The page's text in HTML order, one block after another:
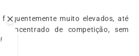
muito elevados, até
concentrado de competição, sem